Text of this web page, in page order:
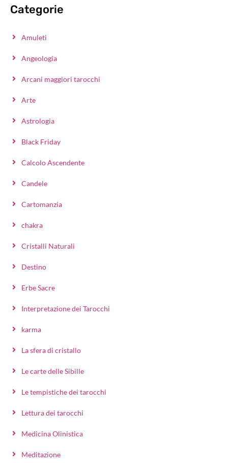
Categorie
Amuleti
Angeologia
Arcani maggiori tarocchi
Arte
Astrologia
Black Friday
Calcolo Ascendente
Candele
Cartomanzia
chakra
Cristalli Naturali
Destino
Erbe Sacre
Interpretazione dei Tarocchi
karma
La sfera di cristallo
Le carte delle Sibille
Le tempistiche dei tarocchi
Lettura dei tarocchi
Medicina Olinistica
Meditazione